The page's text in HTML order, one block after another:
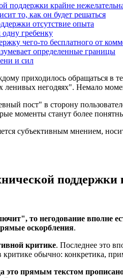
поддержки крайне
то, как он будет решаться
отсутствие опыта
гребенку
чего-то бесплатного от
определенные границы
и сил
приходилось обращаться в
ленивых негодяях". Немало
пост" в сторону
моменты станут более
субъективным мнением,
то негодование
оскорбления.
критике. Последнее это
обычно: конкретика,
это прямым текстом